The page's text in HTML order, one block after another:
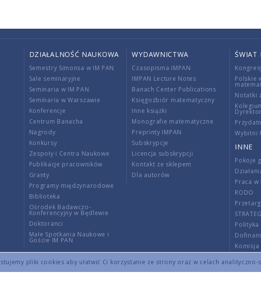
pliki cookies aby ułatwić Ci korzystanie ze strony oraz w celach analityczno-
DZIAŁALNOŚĆ NAUKOWA
Semestry Simonsa w IM PAN
Sale seminaryjne
Seminaria w IM PAN
Seminaria w Warszawie
Konferencje
Centrum Banacha
Nagrody
Konkursy
Zespoły i Centra Naukowe
Publikacje pracowników
Granty
Programy międzynarodowe
Biblioteka
Ośrodek Badawczo-
Konferencyjny w Będlewie
Doktoranci
Małe Spotkania Naukowe i
Goście IM PAN
WYDAWNICTWA
Czasopisma IMPAN
IMPAN Lecture Notes
Banach Center Publications
Księgozbiór matematyczny
Inne książki
Monografie matematyczne
Preprinty IMPAN
Subskrypcje
Licencja subskrypcji
Kontakt ze sklepem
Dla autorów
ŚWIAT
Polskie
Notatki
Wybitni
INNE
Pokoje
Praca w
RODO
Polityka
Komisja